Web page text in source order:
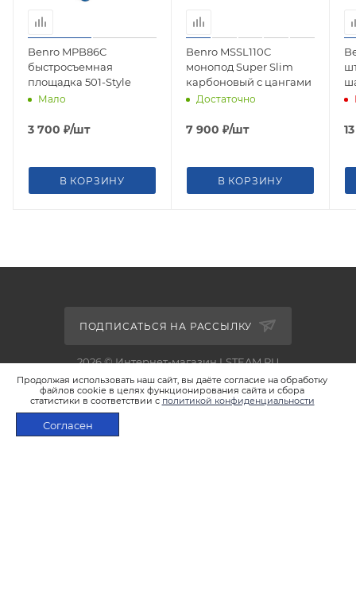
Продолжая использовать наш сайт, вы даёте согласие на обработку
файлов cookie в целях функционирования сайта и сбора
статистики в соответствии с политикой конфиденциальности
Согласен
Benro MPB86C
быстросъемная
площадка 501-Style
Мало
3 700 ₽/шт
В КОРЗИНУ
Benro MSSL110C
монопод Super Slim
карбоновый с цангами
Достаточно
7 900 ₽/шт
В КОРЗИНУ
ПОДПИСАТЬСЯ НА РАССЫЛКУ
2026 © Интернет-магазин LSTEAM.RU